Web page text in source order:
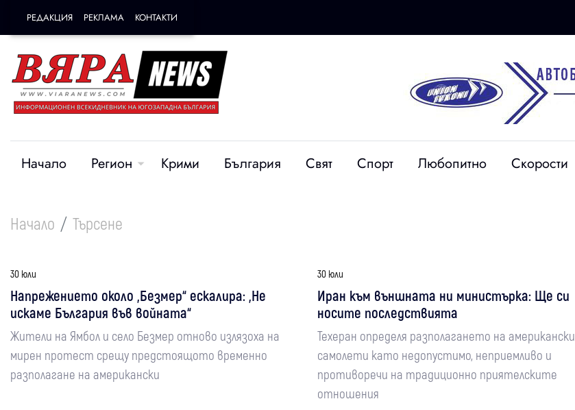
РЕДАКЦИЯ РЕКЛАМА КОНТАКТИ
Начало Регион Крими България Свят Спорт Любопитно Скорости
Начало Търсене
30 юли
Напрежението около „Безмер“ ескалира: „Не
искаме България във войната“
Жители на Ямбол и село Безмер отново излязоха на
мирен протест срещу предстоящото временно
разполагане на американски
30 юли
Иран към външната ни министърка: Ще си
носите последствията
Техеран определя разполагането на американски
самолети като недопустимо, неприемливо и
противоречи на традиционно приятелските
отношения